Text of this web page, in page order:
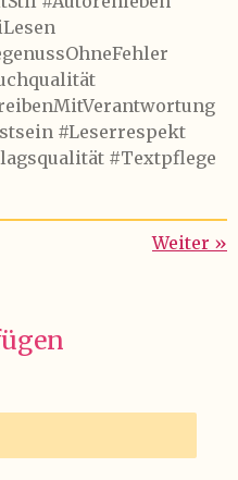
#Leserrespekt
#Textpflege
Weiter »